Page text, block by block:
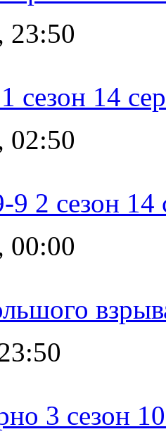
23:50
сезон 14
02:50
9 2 сезон 14
00:00
3 сезон